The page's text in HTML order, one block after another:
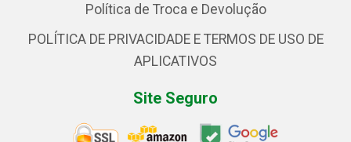
Política de Troca e Devolução
POLÍTICA DE PRIVACIDADE E TERMOS DE USO DE
APLICATIVOS
Site Seguro